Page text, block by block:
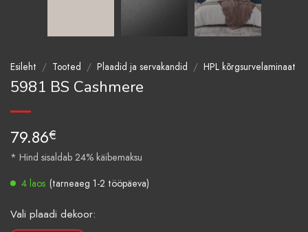
Esileht / Tooted / Plaadid ja servakandid / HPL kõrgsurvelaminaat
5981 BS Cashmere
79.86€
* Hind sisaldab 24% käibemaksu
4 laos (tarneaeg 1-2 tööpäeva)
Vali plaadi dekoor: